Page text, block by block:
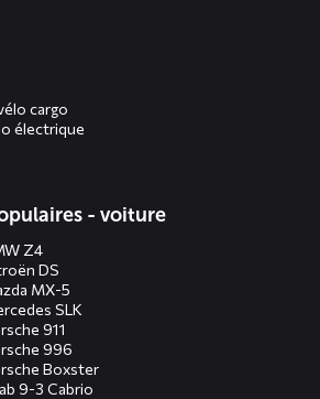
cargo
électrique
- voiture
Z4
DS
MX-5
SLK
911
996
Boxster
9-3 Cabrio